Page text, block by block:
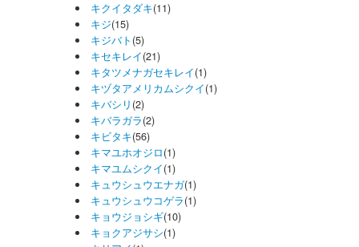
キクイタダキ(11)
キジ(15)
キジバト (5)
キセキレイ(21)
キタツメナガセキレイ(1)
キヅタアメリカムシクイ(1)
キバシリ (2)
キバラガラ(2)
キビタキ(56)
キマユホオジロ(1)
キマユムシクイ(1)
キュウシュウエナガ(1)
キュウシュウコゲラ(1)
キョウジョシギ(10)
キョクアジサシ(1)